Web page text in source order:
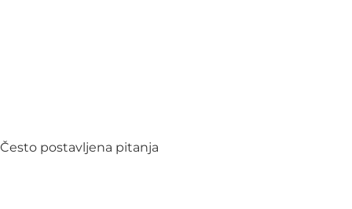
Često postavljena pitanja